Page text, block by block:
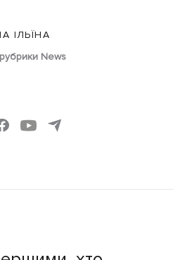
ІЛЬЇНА
News